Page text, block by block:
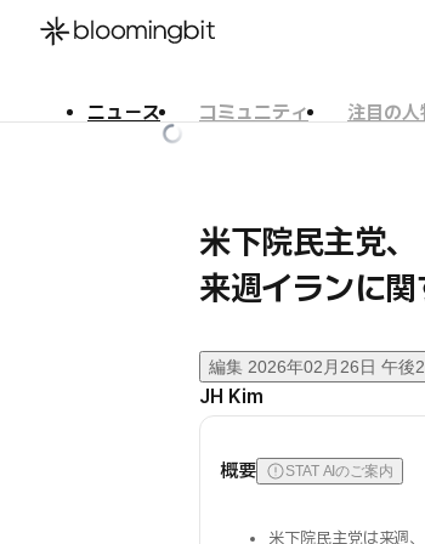
ニュース コミュニティ
注目の人
米下院民主党、
来週イランに
編集 2026年02月26日 午後
JH Kim
概要 STAT AIのご案内
米下院民主党は来週、